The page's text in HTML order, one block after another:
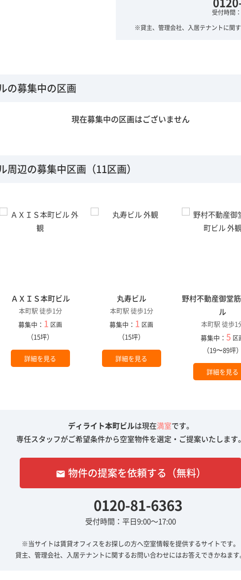
受付時間
※貸主、管理会社、入居テナントに関
の募集中の区画
現在募集中の区画はございません
周辺の募集中区画（11区画）
ＡＸＩＳ本町ビル
本町駅 徒歩1分
募集中： 1 区画
（15坪）
詳細を見る
丸寿ビル
本町駅 徒歩1分
募集中： 1 区画
（15坪）
詳細を見る
野村不動産御堂
ル
本町駅 徒歩1
募集中：5 区
（19〜89坪
詳細を見る
ディライト本町ビルは現在満室です。
専任スタッフがご希望条件から空室物件を選定・ご提案いたします
email 物件の提案を依頼する（無料）
0120-81-6363
受付時間：平日9:00～17:00
※当サイトは賃貸オフィスをお探しの方へ空室情報を提供するサイトです。
貸主、管理会社、入居テナントに関するお問い合わせにはお答えできかねま